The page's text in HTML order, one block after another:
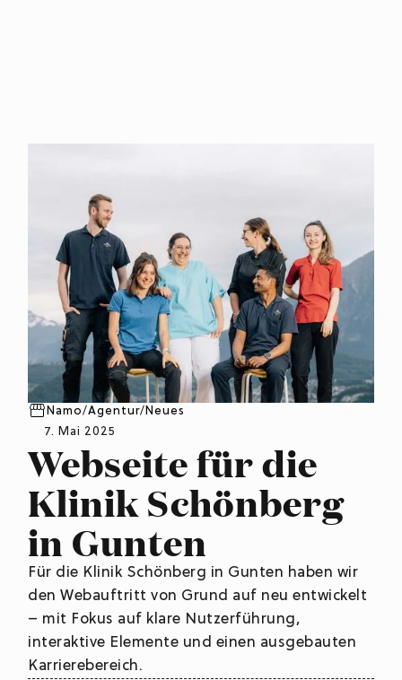
Namo/Agentur/ Neues
7. Mai 2025
Webseite für die
Klinik Schönberg
in Gunten
Für die Klinik Schönberg in Gunten haben wir
den Webauftritt von Grund auf neu entwickelt
– mit Fokus auf klare Nutzerführung,
interaktive Elemente und einen ausgebauten
Karrierebereich.